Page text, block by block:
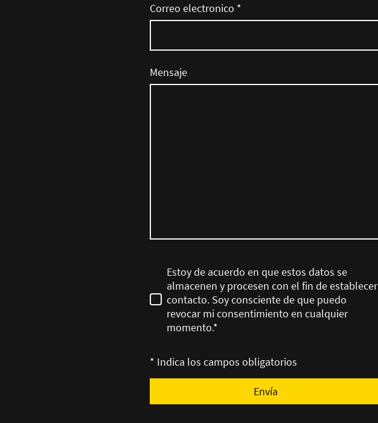
Correo electronico *
Mensaje
Estoy de acuerdo en que estos datos se
almacenen y procesen con el fin de establecer
contacto. Soy consciente de que puedo
revocar mi consentimiento en cualquier
momento.*
* Indica los campos obligatorios
Envía